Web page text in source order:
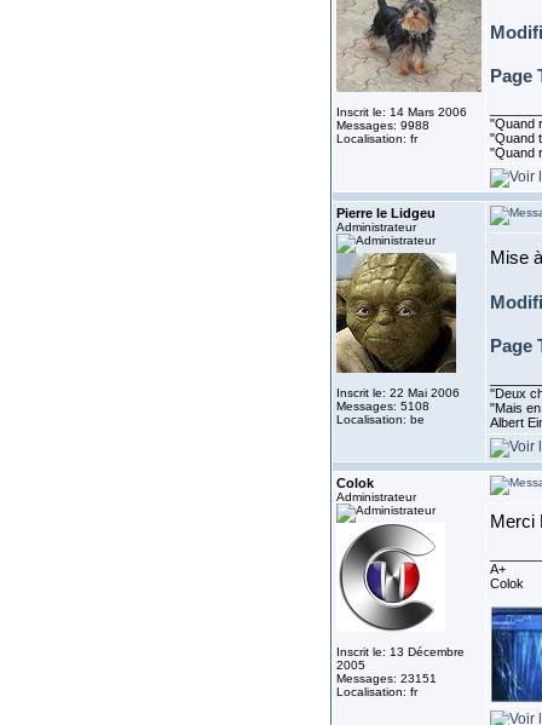
Inscrit le: 14 Mars 2006
Messages: 9988
Localisation: fr
Page
"Quand
"Quand
"Quand
Pierre le Lidgeu
Administrateur
Inscrit le: 22 Mai 2006
Messages: 5108
Localisation: be
Mise
Page
''Deux
"Mais
Albert
Colok
Administrateur
Inscrit le: 13 Décembre
2005
Messages: 23151
Localisation: fr
Merci
A+
Colok